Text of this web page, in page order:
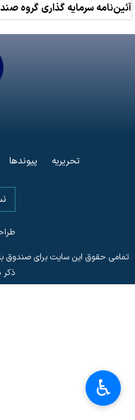
آئین‌نامه سرمایه گذاری گروه
تحریریه پیوندها
تمامی حقوق این سایت برای
ذکر
♿︎